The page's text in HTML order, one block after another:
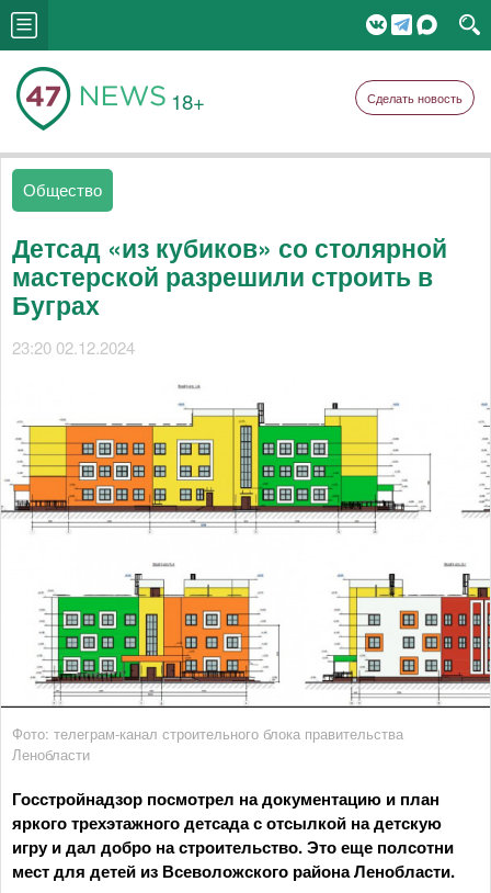
18+ Сделать новость
Общество
Детсад «из кубиков» со столярной
мастерской разрешили строить в
Буграх
23:20 02.12.2024
Фото: телеграм-канал строительного блока правительства
Ленобласти
Госстройнадзор посмотрел на документацию и план
яркого трехэтажного детсада с отсылкой на детскую
игру и дал добро на строительство. Это еще полсотни
мест для детей из Всеволожского района Ленобласти.